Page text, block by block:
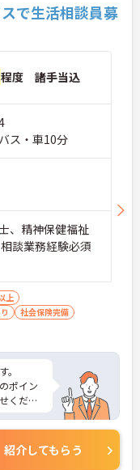
で生活相談員募
程度 諸手当込
ス・車10分
、精神保健福祉
談業務経験必須
上
社会保険完備
ポイン
くださ
紹介してもらう